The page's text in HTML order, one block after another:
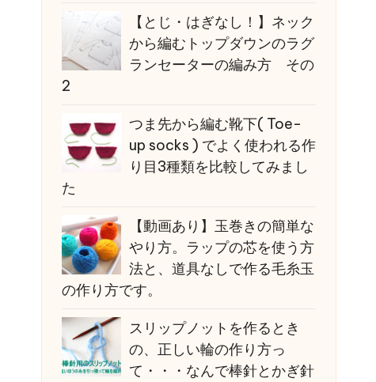
【とじ・はぎなし！】ネック
から編むトップダウンのラグ
ランセーターの編み方 その
2
つま先から編む靴下( Toe-
up socks ) でよく使われる作
り目3種類を比較してみまし
た
【動画あり】玉巻きの簡単な
やり方。ラップの芯を使う方
法と、道具なしで作る毛糸玉
の作り方です。
スリップノットを作るとき
の、正しい輪の作り方っ
て・・・なんで棒針とかぎ針